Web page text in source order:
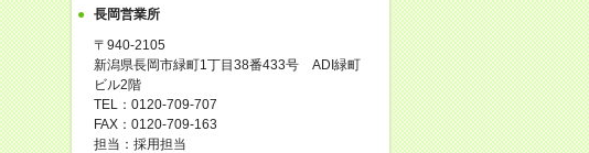
長岡営業所
〒940-2105
新潟県長岡市緑町1丁目38番433号 ADI緑町
ビル2階
TEL：0120-709-707
FAX：0120-709-163
担当：採用担当